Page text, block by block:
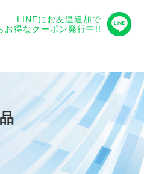
LINEにお友達追加で
お得なクーポン発行中!!